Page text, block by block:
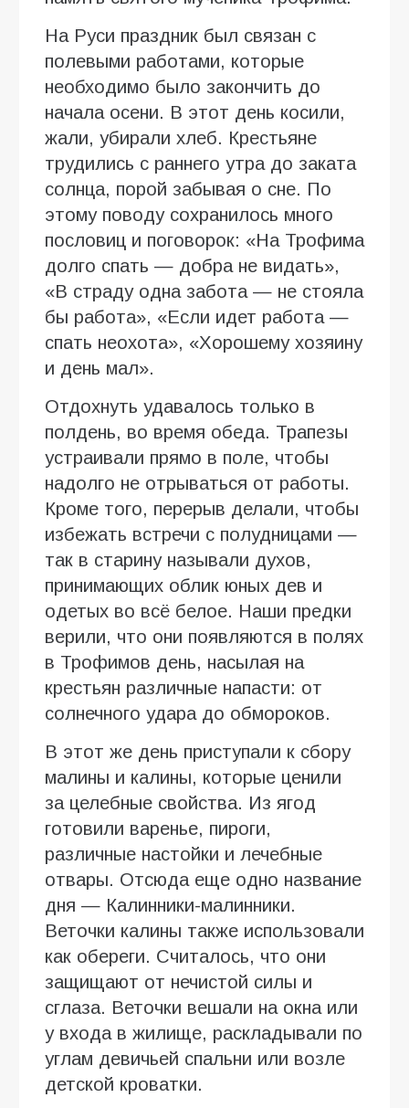
На Руси праздник был связан с
полевыми работами, которые
необходимо было закончить до
начала осени. В этот день косили,
жали, убирали хлеб. Крестьяне
трудились с раннего утра до заката
солнца, порой забывая о сне. По
этому поводу сохранилось много
пословиц и поговорок: «На Трофима
долго спать — добра не видать»,
«В страду одна забота — не стояла
бы работа», «Если идет работа —
спать неохота», «Хорошему хозяину
и день мал».
Отдохнуть удавалось только в
полдень, во время обеда. Трапезы
устраивали прямо в поле, чтобы
надолго не отрываться от работы.
Кроме того, перерыв делали, чтобы
избежать встречи с полудницами —
так в старину называли духов,
принимающих облик юных дев и
одетых во всё белое. Наши предки
верили, что они появляются в полях
в Трофимов день, насылая на
крестьян различные напасти: от
солнечного удара до обмороков.
В этот же день приступали к сбору
малины и калины, которые ценили
за целебные свойства. Из ягод
готовили варенье, пироги,
различные настойки и лечебные
отвары. Отсюда еще одно название
дня — Калинники-малинники.
Веточки калины также использовали
как обереги. Считалось, что они
защищают от нечистой силы и
сглаза. Веточки вешали на окна или
у входа в жилище, раскладывали по
углам девичьей спальни или возле
детской кроватки.